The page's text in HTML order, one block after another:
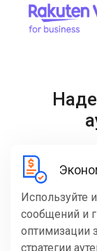
Используйте
сообщений и
оптимизации
стратегии